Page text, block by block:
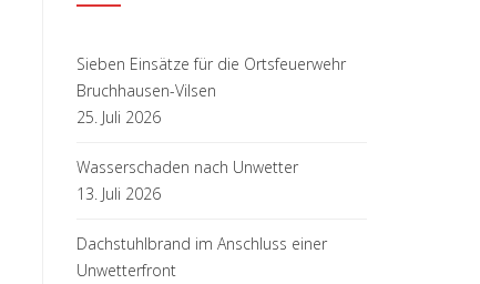
Sieben Einsätze für die Ortsfeuerwehr
Bruchhausen-Vilsen
25. Juli 2026
Wasserschaden nach Unwetter
13. Juli 2026
Dachstuhlbrand im Anschluss einer
Unwetterfront